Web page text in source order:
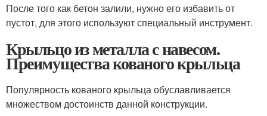
После того как бетон залили, нужно его избавить от
пустот, для этого используют специальный инструмент.
Крыльцо из металла с навесом.
Преимущества кованого крыльца
Популярность кованого крыльца обуславливается
множеством достоинств данной конструкции.